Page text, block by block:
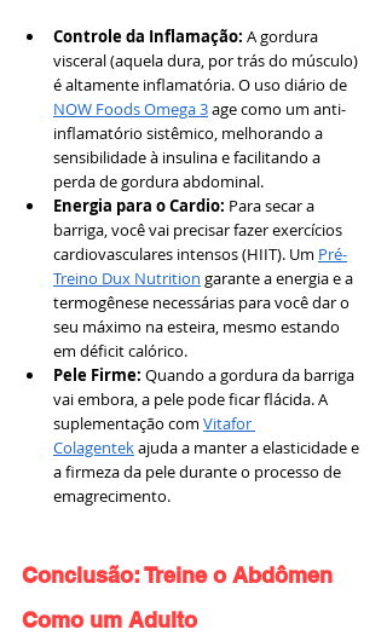
Controle da Inflamação: A gordura
visceral (aquela dura, por trás do músculo)
é altamente inflamatória. O uso diário de
NOW Foods Omega 3 age como um anti-
inflamatório sistêmico, melhorando a
sensibilidade à insulina e facilitando a
perda de gordura abdominal.
Energia para o Cardio: Para secar a
barriga, você vai precisar fazer exercícios
cardiovasculares intensos (HIIT). Um Pré-
Treino Dux Nutrition garante a energia e a
termogênese necessárias para você dar o
seu máximo na esteira, mesmo estando
em déficit calórico.
Pele Firme: Quando a gordura da barriga
vai embora, a pele pode ficar flácida. A
suplementação com Vitafor
Colagentek ajuda a manter a elasticidade e
a firmeza da pele durante o processo de
emagrecimento.
Conclusão: Treine o Abdômen
Como um Adulto